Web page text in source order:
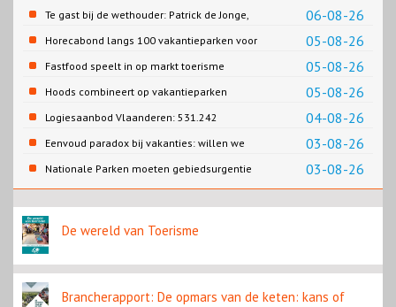
06-08-26
Te gast bij de wethouder: Patrick de Jonge,
Gemeente Emmen
05-08-26
Horecabond langs 100 vakantieparken voor
Cao-recreatie
05-08-26
Fastfood speelt in op markt toerisme
05-08-26
Hoods combineert op vakantieparken
recreatie en wonen
04-08-26
Logiesaanbod Vlaanderen: 531.242
slaapplaatsen
03-08-26
Eenvoud paradox bij vakanties: willen we
eenvoud of toch goed verzorgd?
03-08-26
Nationale Parken moeten gebiedsurgentie
en beleidsurgentie verbinden
De wereld van Toerisme
Brancherapport: De opmars van de keten: kans of